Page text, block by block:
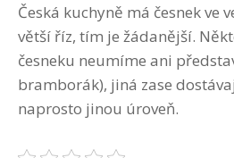
Česká kuchyně má česnek ve
větší říz, tím je žádanější.
česneku neumíme ani
bramborák), jiná zase
naprosto jinou úroveň.